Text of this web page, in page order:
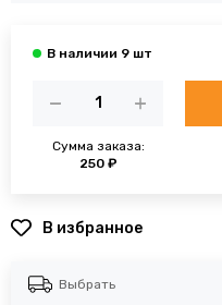
Сумма заказа:
250 ₽
В избранное
Выбрать